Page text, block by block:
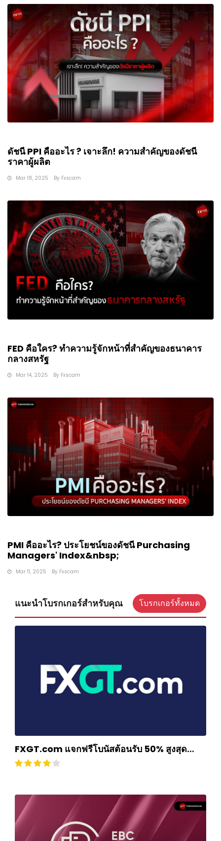
ดัชนี PPI คืออะไร ? เจาะลึก! ความสำคัญของดัชนี
ราคาผู้ผลิต
Mar 18, 2025 By Fxscam
FED คือใคร? ทำความรู้จักหน้าที่สำคัญของธนาคาร
กลางสหรัฐ
Mar 14, 2025 By Fxscam
PMI คืออะไร? ประโยชน์ของดัชนี Purchasing
Managers' Index&nbsp;
Mar 11, 2025 By Fxscam
แนะนำโบรกเกอร์สำหรับคุณ โบรกเกอร์ทั้งหมด
FXGT.com แจกฟรีโบนัสต้อนรับ 50% สูงสุด
$500